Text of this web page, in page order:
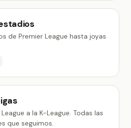
de Premier League hasta joyas
a la K-League. Todas las
que seguimos.